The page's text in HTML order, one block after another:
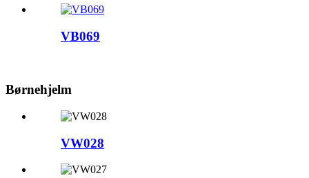
VB069
Børnehjelm
VW028